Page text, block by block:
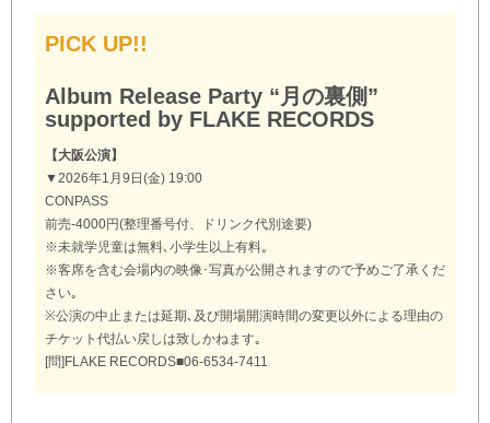
PICK UP!!
Album Release Party “月の裏側”
supported by FLAKE RECORDS
【大阪公演】
▼2026年1月9日(金) 19:00
CONPASS
前売-4000円(整理番号付、ドリンク代別途要)
※未就学児童は無料､小学生以上有料｡
※客席を含む会場内の映像･写真が公開されますので予めご了承くだ
さい｡
※公演の中止または延期､及び開場開演時間の変更以外による理由の
チケット代払い戻しは致しかねます｡
[問]FLAKE RECORDS■06-6534-7411